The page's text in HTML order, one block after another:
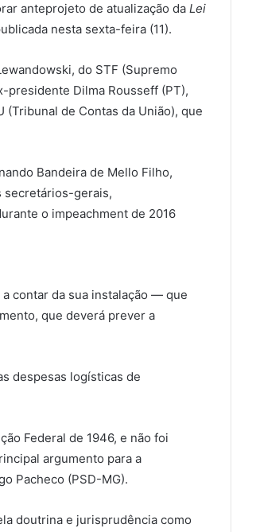
anteprojeto de atualização da Lei
nesta sexta-feira (11).
do STF (Supremo
presidente Dilma Rousseff (PT),
de Contas da União), que
Bandeira de Mello Filho,
secretários-gerais,
o impeachment de 2016
contar da sua instalação — que
que deverá prever a
despesas logísticas de
Federal de 1946, e não foi
argumento para a
Pacheco (PSD-MG).
doutrina e jurisprudência como